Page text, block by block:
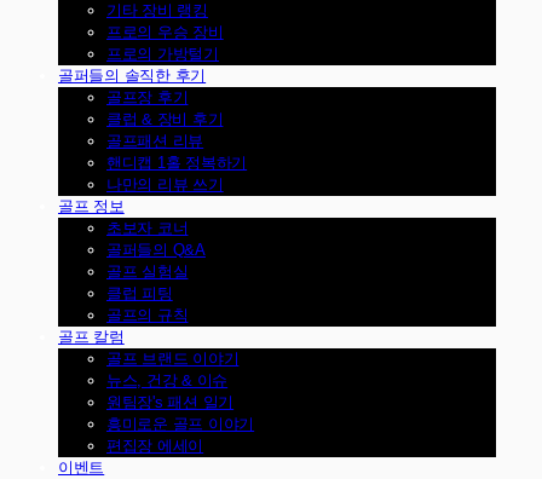
기타 장비 랭킹
프로의 우승 장비
프로의 가방털기
골퍼들의 솔직한 후기
골프장 후기
클럽 & 장비 후기
골프패션 리뷰
핸디캡 1홀 정복하기
나만의 리뷰 쓰기
골프 정보
초보자 코너
골퍼들의 Q&A
골프 실험실
클럽 피팅
골프의 규칙
골프 칼럼
골프 브랜드 이야기
뉴스, 건강 & 이슈
원팀장's 패션 일기
흥미로운 골프 이야기
편집장 에세이
이벤트